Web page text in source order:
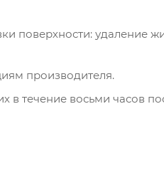
поверхности: удаление
производителя.
в течение восьми часов